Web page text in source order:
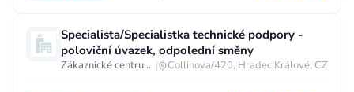
Specialista/Specialistka technické podpory -
poloviční úvazek, odpolední směny
Zákaznické centrum T-Mobile | Collinova/420, Hradec Králové, CZ